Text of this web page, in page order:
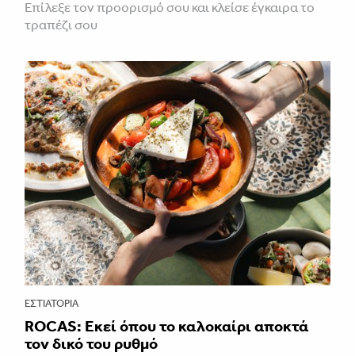
Επίλεξε τον προορισμό σου και κλείσε έγκαιρα το
τραπέζι σου
ΕΣΤΙΑΤΌΡΙΑ
ROCAS: Εκεί όπου το καλοκαίρι αποκτά
τον δικό του ρυθμό